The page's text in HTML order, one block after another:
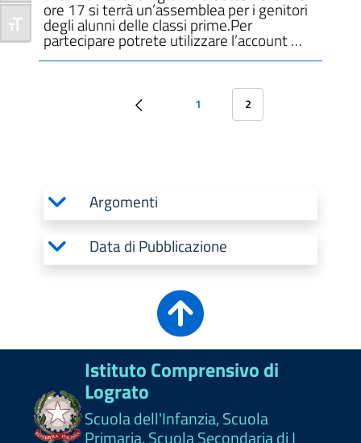
Attiva/disattiva dimensione testo
ore 17 si terrà un’assemblea per i genitori
degli alunni delle classi prime.Per
partecipare potrete utilizzare l’account …
1 2
Argomenti
Data di Pubblicazione
Istituto Comprensivo di
Lograto
Scuola dell'Infanzia, Scuola
Primaria, Scuola Secondaria di I